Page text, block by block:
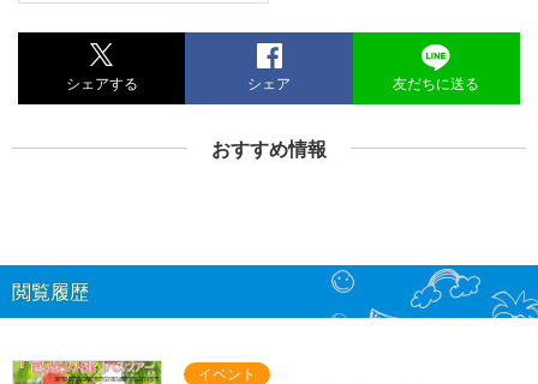
シェアする シェア 友だちに送る
おすすめ情報
閲覧履歴